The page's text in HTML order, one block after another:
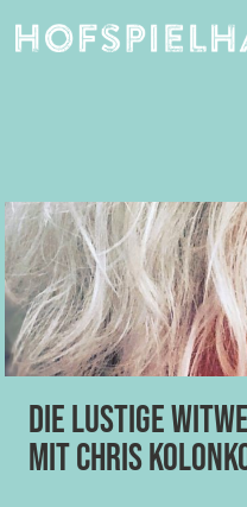
Die lustige
mit Chris